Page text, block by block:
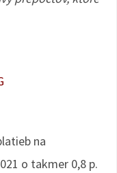
na
o takmer 0,8 p.